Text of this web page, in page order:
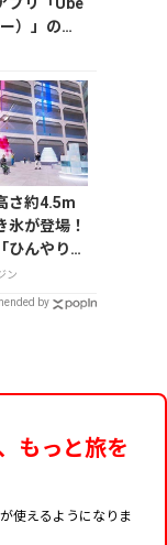
プリ「Ube
）」の登
さ約4.5m
氷が登場！
ひんやりＫ
が8月7日
ン
by
もっと旅を
使えるようになりま